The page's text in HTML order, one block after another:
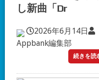
し新曲「Dr
2026年6月14日
Appbank編集部
続きを読